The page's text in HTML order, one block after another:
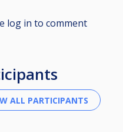
log in to comment